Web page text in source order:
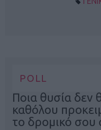
POLL
Ποια θυσία δεν
καθόλου
το δρομικό σου